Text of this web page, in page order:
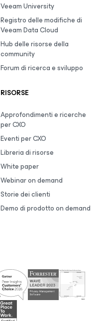
Veeam University
Registro delle modifiche di
Veeam Data Cloud
Hub delle risorse della
community
Forum di ricerca e sviluppo
RISORSE
Approfondimenti e ricerche
per CXO
Eventi per CXO
Libreria di risorse
White paper
Webinar on demand
Storie dei clienti
Demo di prodotto on demand